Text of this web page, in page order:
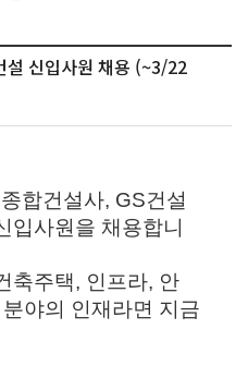
설 신입사원 채용 (~3/22
합건설사, GS건설
입사원을 채용합니
축주택, 인프라, 안
야의 인재라면 지금